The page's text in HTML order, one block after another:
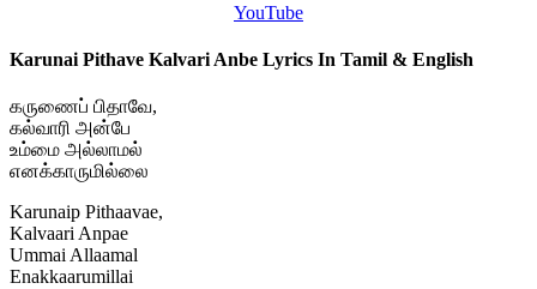
YouTube
Karunai Pithave Kalvari Anbe Lyrics In Tamil & English
கருணைப் பிதாவே,
கல்வாரி அன்பே
உம்மை அல்லாமல்
எனக்காருமில்லை
Karunaip Pithaavae,
Kalvaari Anpae
Ummai Allaamal
Enakkaarumillai